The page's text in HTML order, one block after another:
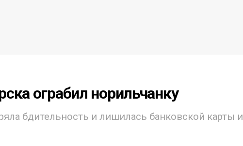
ограбил норильчанку
бдительность и лишилась банковской карты и